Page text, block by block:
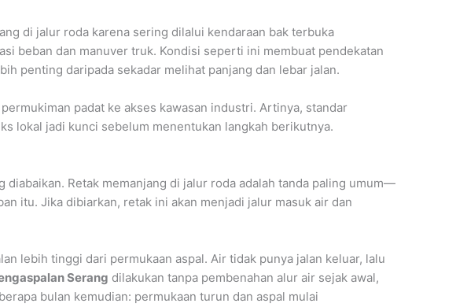
di jalur roda karena sering dilalui kendaraan bak terbuka
beban dan manuver truk. Kondisi seperti ini membuat pendekatan
penting daripada sekadar melihat panjang dan lebar jalan.
padat ke akses kawasan industri. Artinya, standar
lokal jadi kunci sebelum menentukan langkah berikutnya.
Retak memanjang di jalur roda adalah tanda paling umum—
itu. Jika dibiarkan, retak ini akan menjadi jalur masuk air dan
lebih tinggi dari permukaan aspal. Air tidak punya jalan keluar, lalu
Serang dilakukan tanpa pembenahan alur air sejak awal,
bulan kemudian: permukaan turun dan aspal mulai